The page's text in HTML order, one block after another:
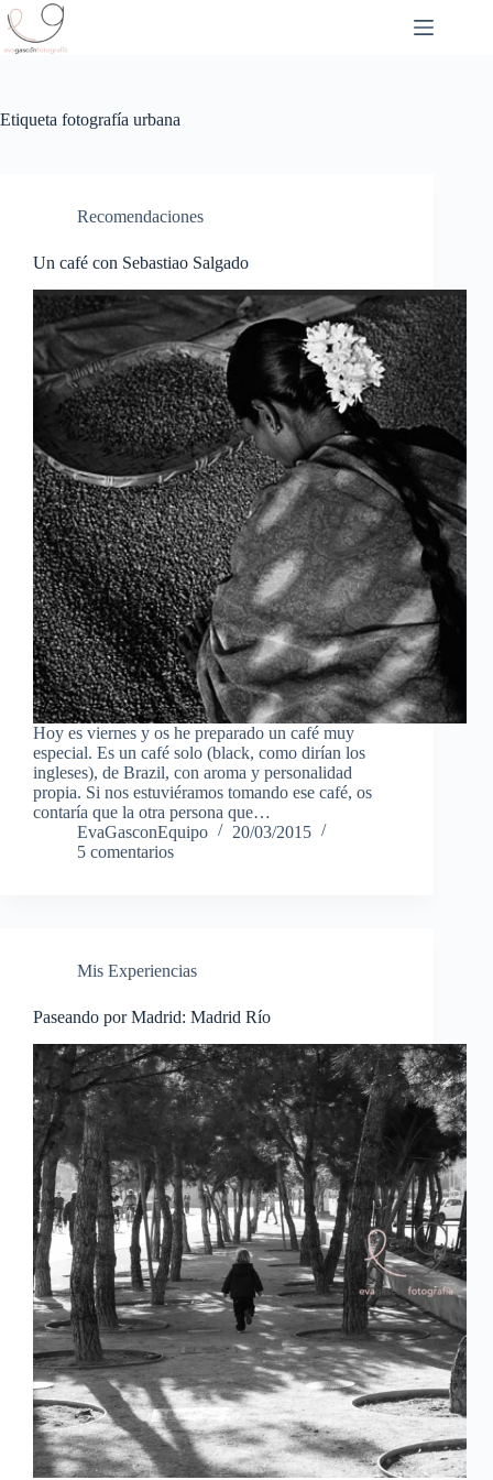
Saltar
al
contenido
Etiqueta fotografía urbana
Recomendaciones
Un café con Sebastiao Salgado
Hoy es viernes y os he preparado un café muy
especial. Es un café solo (black, como dirían los
ingleses), de Brazil, con aroma y personalidad
propia. Si nos estuviéramos tomando ese café, os
contaría que la otra persona que…
EvaGasconEquipo
20/03/2015
5 comentarios
Mis Experiencias
Paseando por Madrid: Madrid Río